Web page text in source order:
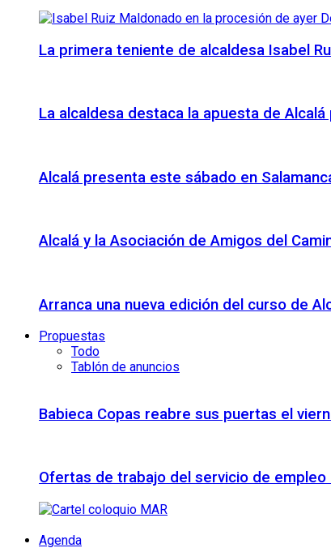
La primera teniente de alcaldesa Isabel
La alcaldesa destaca la apuesta de
Alcalá presenta este sábado en
Alcalá y la Asociación de Amigos del
Arranca una nueva edición del curso de
Propuestas
Todo
Tablón de anuncios
Babieca Copas reabre sus puertas el
Ofertas de trabajo del servicio de empleo
Agenda